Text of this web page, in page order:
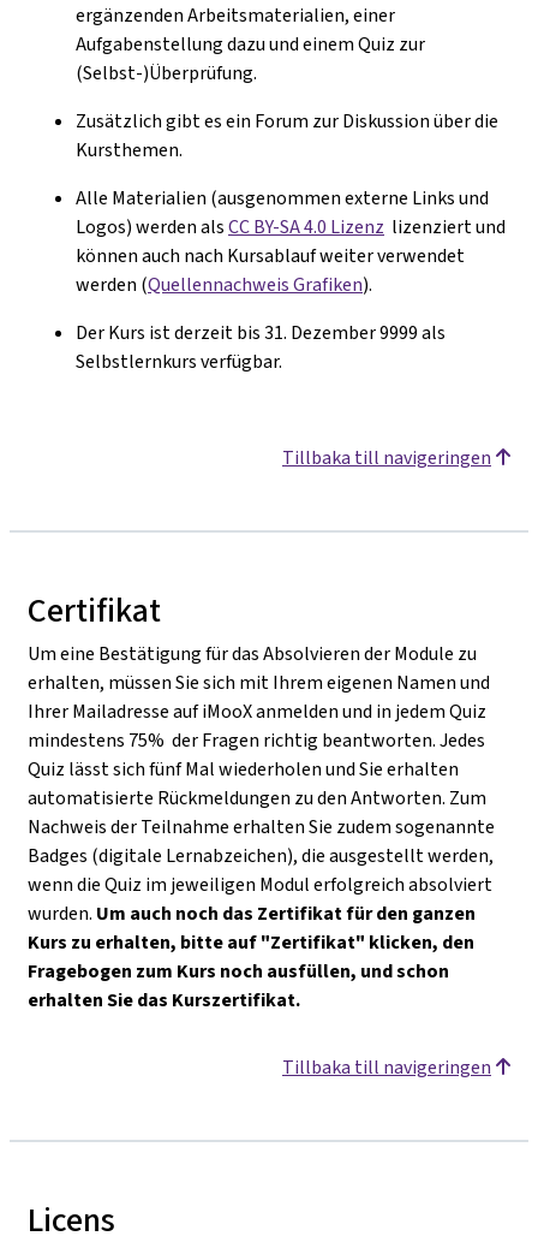
ergänzenden Arbeitsmaterialien, einer
Aufgabenstellung dazu und einem Quiz zur
(Selbst-)Überprüfung.
Zusätzlich gibt es ein Forum zur Diskussion über die
Kursthemen.
Alle Materialien (ausgenommen externe Links und
Logos) werden alsCC BY-SA 4.0 Lizenz lizenziert und
können auch nach Kursablauf weiter verwendet
werden (Quellennachweis Grafiken).
Der Kurs ist derzeit bis 31. Dezember 9999 als
Selbstlernkurs verfügbar.
Tillbaka till navigeringen
Certifikat
Um eine Bestätigung für das Absolvieren der Module zu
erhalten, müssen Sie sich mit Ihrem eigenen Namen und
Ihrer Mailadresse auf iMooX anmelden und in jedem Quiz
mindestens 75% der Fragen richtig beantworten. Jedes
Quiz lässt sich fünf Mal wiederholen und Sie erhalten
automatisierte Rückmeldungen zu den Antworten. Zum
Nachweis der Teilnahme erhalten Sie zudem sogenannte
Badges (digitale Lernabzeichen), die ausgestellt werden,
wenn die Quiz im jeweiligen Modul erfolgreich absolviert
wurden. Um auch noch das Zertifikat für den ganzen
Kurs zu erhalten, bitte auf "Zertifikat" klicken, den
Fragebogen zum Kurs noch ausfüllen, und schon
erhalten Sie das Kurszertifikat.
Tillbaka till navigeringen
Licens